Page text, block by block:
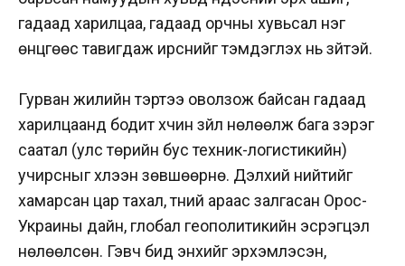
гадаад харилцаа, гадаад орчны хувьсал нэг
өнцгөөс тавигдаж ирснийг тэмдэглэх нь зүйтэй.
Гурван жилийн тэртээ оволзож байсан гадаад
харилцаанд бодит хүчин зүйл нөлөөлж бага зэрэг
саатал (улс төрийн бус техник-логистикийн)
учирсныг хүлээн зөвшөөрнө. Дэлхий нийтийг
хамарсан цар тахал, түүний араас залгасан Орос-
Украины дайн, глобал геополитикийн эсрэгцэл
нөлөөлсөн. Гэвч бид энхийг эрхэмлэсэн,